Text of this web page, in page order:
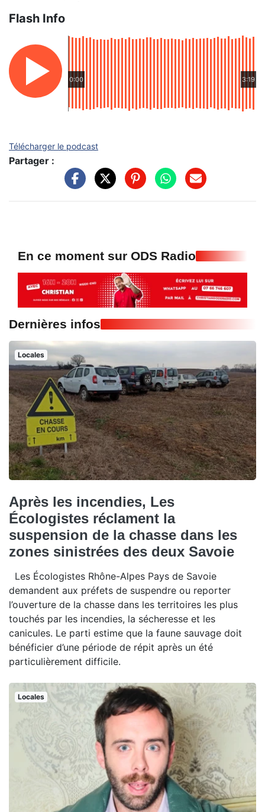
Flash Info
0:00 3:19
Télécharger le podcast
Partager :
En ce moment sur ODS Radio
Dernières infos
Locales
Après les incendies, Les
Écologistes réclament la
suspension de la chasse dans les
zones sinistrées des deux Savoie
Les Écologistes Rhône-Alpes Pays de Savoie
demandent aux préfets de suspendre ou reporter
l’ouverture de la chasse dans les territoires les plus
touchés par les incendies, la sécheresse et les
canicules. Le parti estime que la faune sauvage doit
bénéficier d’une période de répit après un été
particulièrement difficile.
Locales